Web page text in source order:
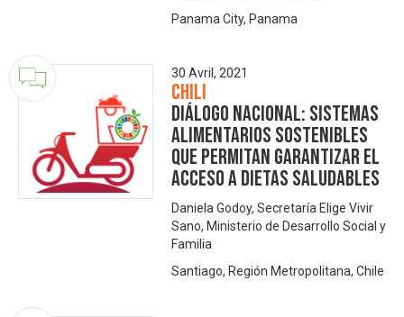
Panama City, Panama
30 Avril, 2021
Chili
Diálogo Nacional: Sistemas
alimentarios sostenibles
que permitan garantizar el
acceso a dietas saludables
Daniela Godoy, Secretaría Elige Vivir
Sano, Ministerio de Desarrollo Social y
Familia
Santiago, Región Metropolitana, Chile